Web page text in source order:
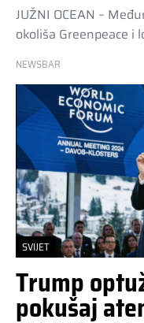
JUŽNI OCEAN –
okoliša Greenpeace i
NEWSBAR
SVIJET
Trump
pokušaj